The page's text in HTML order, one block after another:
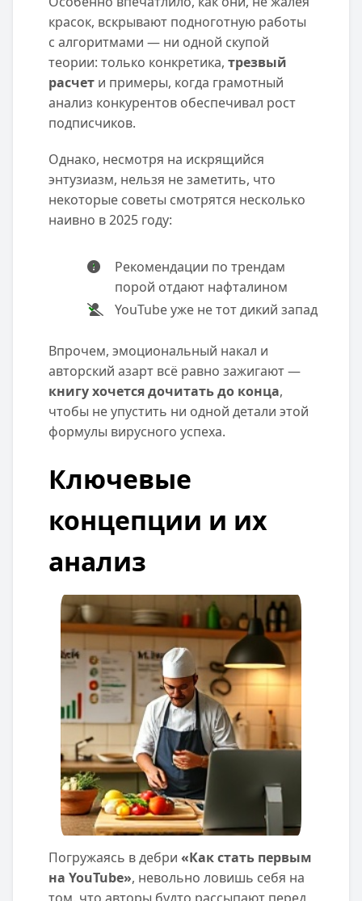
красок, вскрывают подноготную работы
с алгоритмами — ни одной скупой
теории: только конкретика, трезвый
расчет и примеры, когда грамотный
анализ конкурентов обеспечивал рост
подписчиков.
Однако, несмотря на искрящийся
энтузиазм, нельзя не заметить, что
некоторые советы смотрятся несколько
наивно в 2025 году:
Рекомендации по трендам
порой отдают нафталином
YouTube уже не тот дикий запад
Впрочем, эмоциональный накал и
авторский азарт всё равно зажигают —
книгу хочется дочитать до конца,
чтобы не упустить ни одной детали этой
формулы вирусного успеха.
Ключевые
концепции и их
анализ
Погружаясь в дебри «Как стать первым
на YouTube», невольно ловишь себя на